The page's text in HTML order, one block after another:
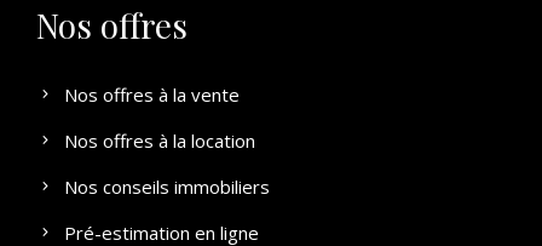
Nos offres
Nos offres à la vente
Nos offres à la location
Nos conseils immobiliers
Pré-estimation en ligne